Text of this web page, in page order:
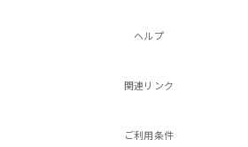
ヘルプ
関連リンク
ご利用条件